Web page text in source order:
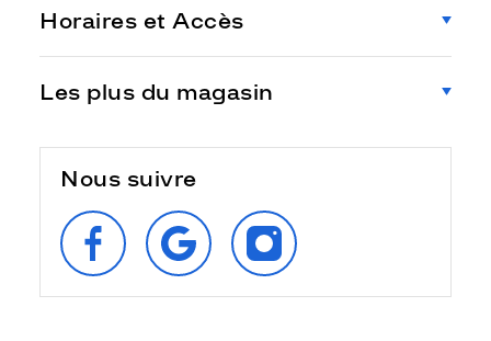
Horaires et Accès
Les plus du magasin
Nous suivre
SUIVEZ‑NOUS
SUR
FACEBOOK
RETROUVEZ‑NOUS
SUR
GOOGLE
SUIVEZ‑NOUS
SUR
INSTAGRAM